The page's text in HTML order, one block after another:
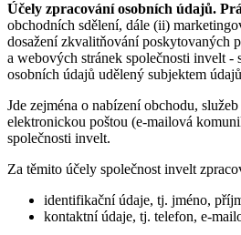
Účely zpracováníosobních údajů.
obchodních sdělení, dále (ii)
dosažení zkvalitňování poskytovaných
a webových stránek společnosti invelt -
osobních údajů udělený subjektem
Jde zejména o nabízení obchodu,
elektronickou poštou (e-mailová
společnosti invelt.
Za těmito účely společnost invelt
identifikační údaje, tj. jméno,
kontaktní údaje, tj. telefon, e-